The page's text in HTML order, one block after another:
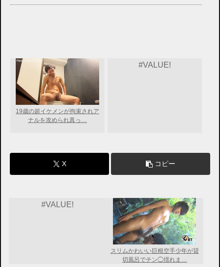
19歳の超イケメンが拘束されア
ナルを攻められ真っ…
#VALUE!
X コピー
#VALUE!
スリムかわいい巨根空手少年が貸
切風呂でチン◯揺れま…